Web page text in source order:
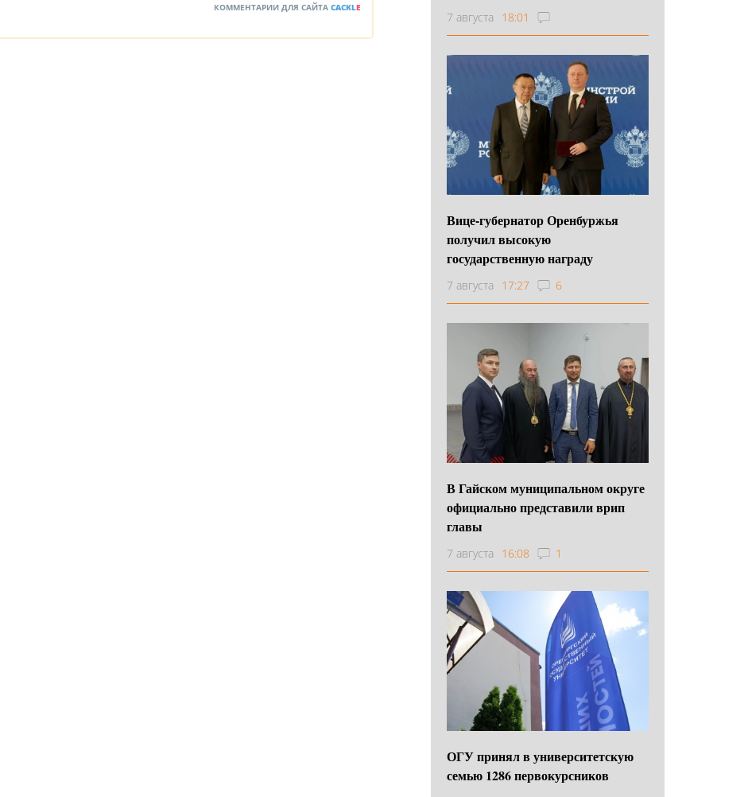
КОММЕНТАРИИ ДЛЯ САЙТА CACKLE
7 августа 18:01
Вице-губернатор Оренбуржья
получил высокую
государственную награду
7 августа 17:27 6
В Гайском муниципальном округе
официально представили врип
главы
7 августа 16:08 1
ОГУ принял в университетскую
семью 1286 первокурсников